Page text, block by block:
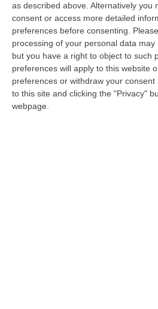
as described above. Alternatively you
consent or access more detailed
preferences before consenting.
processing of your personal data may
but you have a right to object to such
preferences will apply to this website
preferences or withdraw your
to this site and clicking the "Privacy"
webpage.
morte del giornalismo.Il
impone alle emittenti
di collaborare con i servizi
informazioni su richiesta.
giornalista radiotelevisivo
rifiutarsi di rivelare le